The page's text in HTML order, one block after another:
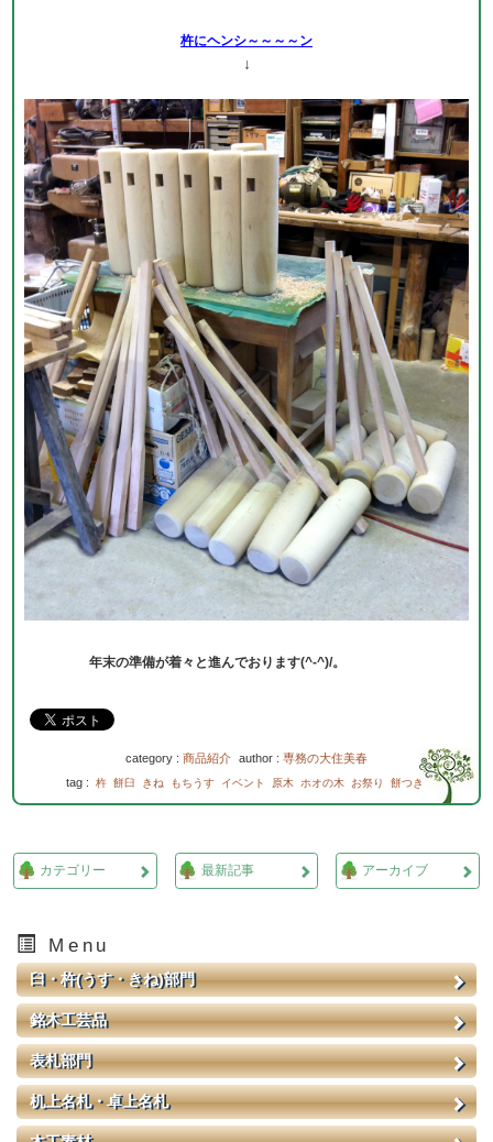
杵にヘンシ～～～～ン
↓
年末の準備が着々と進んでおります(^-^)/。
category : 商品紹介 author :専務の大住美春
tag : 杵 餅臼 きね もちうす イベント 原木 ホオの木 お祭り 餅つき
カテゴリー 最新記事 アーカイブ
Menu
臼・杵(うす・きね)部門
銘木工芸品
表札部門
机上名札・卓上名札